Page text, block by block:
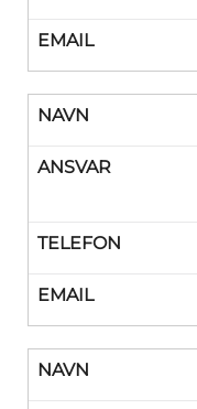
EMAIL
NAVN
ANSVAR
TELEFON
EMAIL
NAVN